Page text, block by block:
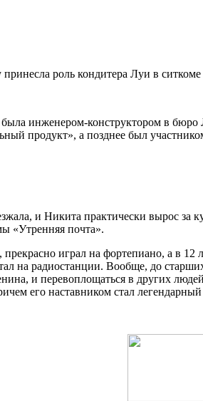
роль кондитера Луи в
инженером-конструктором в
продукт», а позднее был
и Никита практически вырос
«Утренняя почта».
играл на фортепиано, а в 12
на радиостанции. Вообще, до
и перевоплощаться в других
его наставником стал